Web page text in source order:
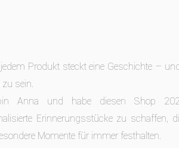
Produkt steckt eine Geschichte –
sein.
Anna und habe diesen Shop
Erinnerungsstücke zu schaffen,
Momente für immer festhalten.